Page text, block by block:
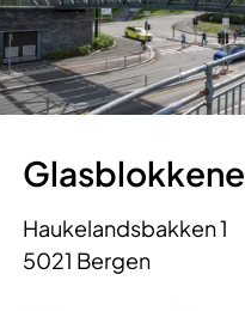
Glasblokkene
Haukelandsbakken 1
5021 Bergen